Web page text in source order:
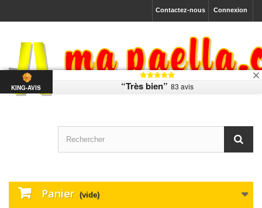
Connexion
Contactez-nous
Panier (vide)
KING-AVIS “Très bien” 83 avis